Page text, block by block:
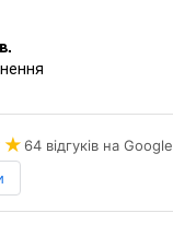
64 відгуків на Google